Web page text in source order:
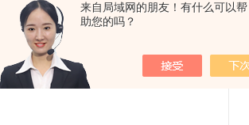
来自局域网的朋友！有什么可以帮
助您的吗？
置：首页> 产品展示 > MOF有机单体